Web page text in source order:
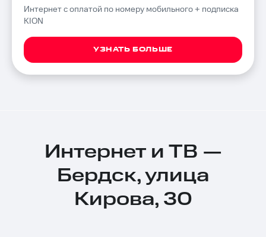
Интернет с оплатой по номеру мобильного + подписка
KION
УЗНАТЬ БОЛЬШЕ
Интернет и ТВ —
Бердск, улица
Кирова, 30